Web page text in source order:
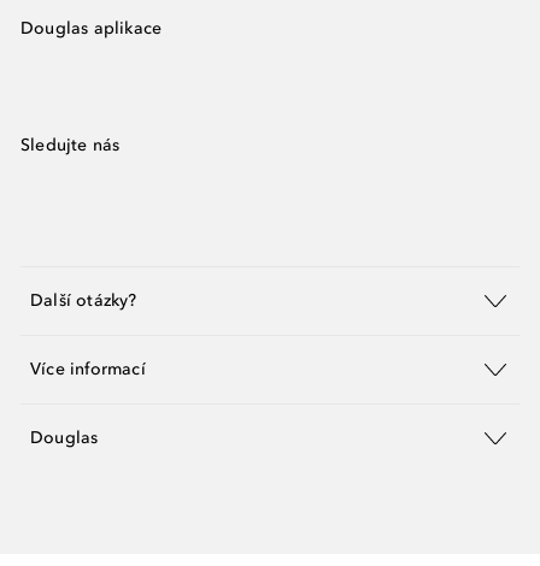
Douglas aplikace
Sledujte nás
Další otázky?
Více informací
Douglas